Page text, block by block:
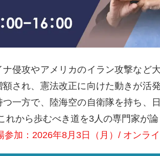
侵攻やアメリカのイラン攻撃など
され、憲法改正に向けた動きが活
一方で、陸海空の自衛隊を持ち、
から歩むべき道を3人の専門家が論
加：2026年8月3日（月）/ オンラ